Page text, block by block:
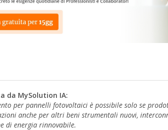
da MySolution IA:
per pannelli fotovoltaici è possibile solo se
anche per altri beni strumentali nuovi,
di energia rinnovabile.